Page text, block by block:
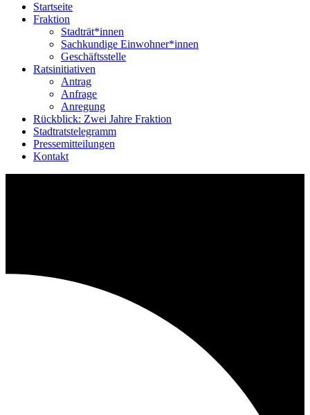
Startseite
Fraktion
Stadträt*innen
Sachkundige Einwohner*innen
Geschäftsstelle
Ratsinitiativen
Antrag
Anfrage
Anregung
Rückblick: Zwei Jahre Fraktion
Stadtratstelegramm
Pressemitteilungen
Kontakt